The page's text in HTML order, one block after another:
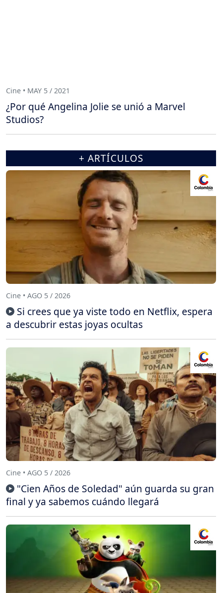
Cine • MAY 5 / 2021
¿Por qué Angelina Jolie se unió a Marvel
Studios?
+ ARTÍCULOS
Cine • AGO 5 / 2026
Si crees que ya viste todo en Netflix, espera
a descubrir estas joyas ocultas
Cine • AGO 5 / 2026
"Cien Años de Soledad" aún guarda su gran
final y ya sabemos cuándo llegará